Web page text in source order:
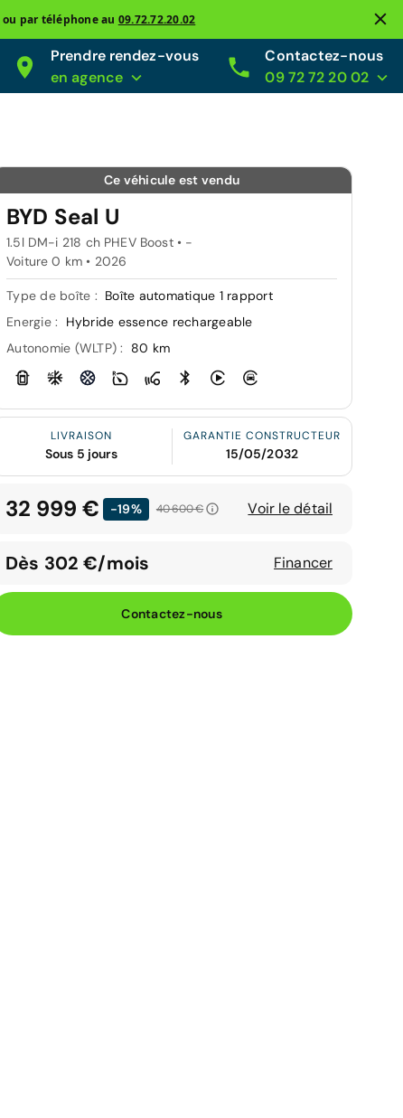
ou par téléphone au 09.72.72.20.02
Prendre rendez-vous
en agence
Contactez-nous
09 72 72 20 02
Ce véhicule est vendu
BYD Seal U
1.5l DM-i 218 ch PHEV Boost • -
Voiture 0 km • 2026
Type de boîte : Boîte automatique 1 rapport
Energie :
Hybride essence rechargeable
Autonomie (WLTP) :
80 km
LIVRAISON
Sous 5 jours
GARANTIE CONSTRUCTEUR
15/05/2032
32 999 € -19% 40 600 € Voir le détail
Dès 302 €/mois Financer
Contactez-nous